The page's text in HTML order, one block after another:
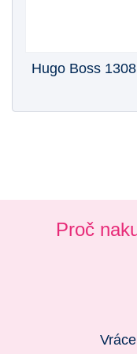
Hugo Boss 1308
Proč